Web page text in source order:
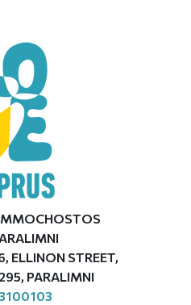
ELLINON STREET,
PARALIMNI